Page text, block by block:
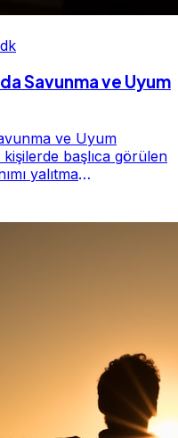
Savunma ve Uyum
ve Uyum
başlıca görülen
yalıtma